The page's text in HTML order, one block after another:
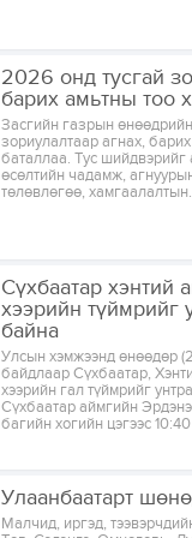
2026 онд тусгай
барих амьтны тоо
Засгийн газрын
зориулалтаар агнах,
баталлаа. Тус шийдвэрийг
өсөлтийн чадамж,
төлөвлөгөө,
Сүхбаатар хэнтий
хээрийн түймрийг
байна
Улсын хэмжээнд өнөөдөр
байдлаар Сүхбаатар,
хээрийн гал түймрийг
Сүхбаатар аймгийн
багийн хогийн цэгээс
Улаанбаатарт
Малчид, иргэд,